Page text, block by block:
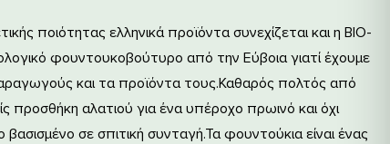
ποιότητας ελληνικά προϊόντα συνεχίζεται και η ΒΙΟ-
φουντουκοβούτυρο από την Εύβοια γιατί έχουμε
και τα προϊόντα τους.Καθαρός πολτός από
προσθήκη αλατιού για ένα υπέροχο πρωινό και όχι
σε σπιτική συνταγή.Τα φουντούκια είναι ένας